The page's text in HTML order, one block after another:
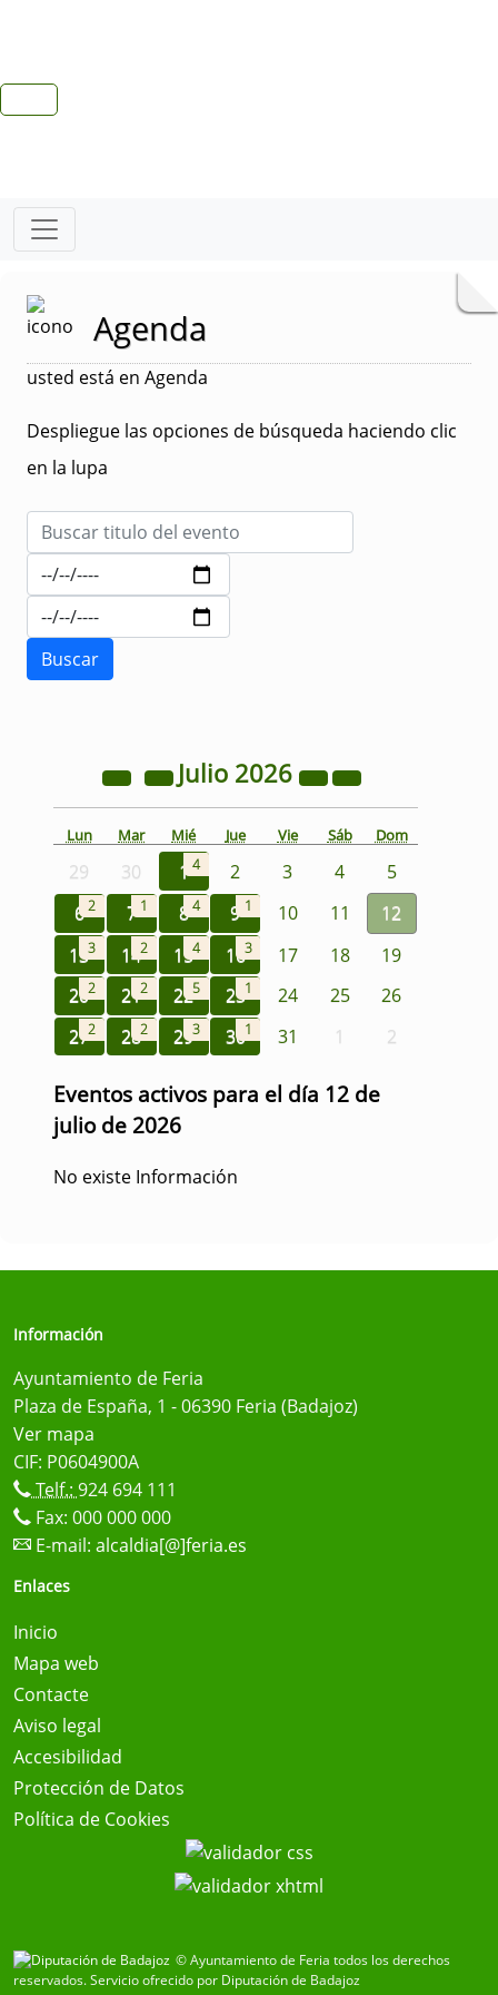
Agenda
usted está en Agenda
Despliegue las opciones de búsqueda haciendo clic
en la lupa
Julio 2026
Lun Mar Mié Jue Vie Sáb Dom
29 30 14 2 3 4
5
62 7 1 84 9 1 10 11
12
133 142 154 163 17 18
19
202 212 225 231 24 25
26
272 282 293 301 31 1 2
Eventos activos para el día 12 de
julio de 2026
No existe Información
Información
Ayuntamiento de Feria
Plaza de España, 1 - 06390 Feria (Badajoz)
Ver mapa
CIF: P0604900A
Telf.: 924 694 111
Fax: 000 000 000
E-mail: alcaldia[@]feria.es
Enlaces
Inicio
Mapa web
Contacte
Aviso legal
Accesibilidad
Protección de Datos
Política de Cookies
© Ayuntamiento de Feria todos los derechos
reservados.Servicio ofrecido por Diputación de Badajoz